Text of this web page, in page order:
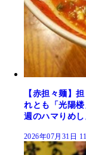
【赤担々麺】
れとも「光陽
週のハマりめし
2026年07月31日